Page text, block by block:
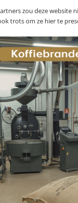
zou deze website
trots om ze hier te